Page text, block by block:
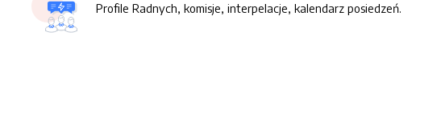
Profile Radnych, komisje, interpelacje, kalendarz posiedzeń.